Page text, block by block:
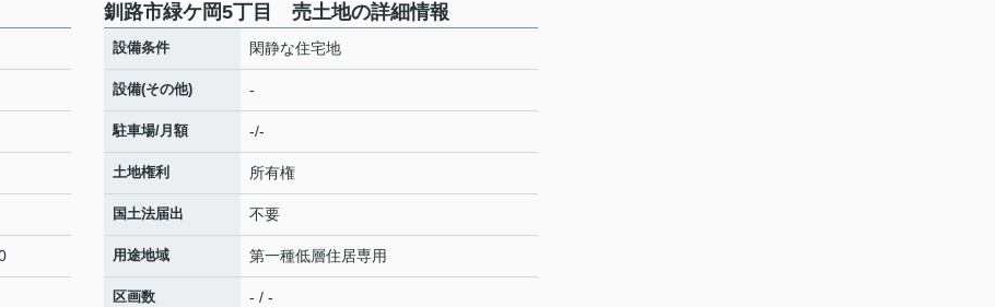
釧路市緑ケ岡5丁目 売土地の詳細情報
設備条件 閑静な住宅地
設備(その他) -
駐車場/月額 -/-
土地権利 所有権
国土法届出 不要
用途地域 第一種低層住居専用
区画数 - / -